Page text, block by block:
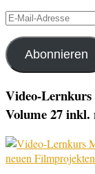
E-
Adresse
Abonnieren
Video-
Volume 27